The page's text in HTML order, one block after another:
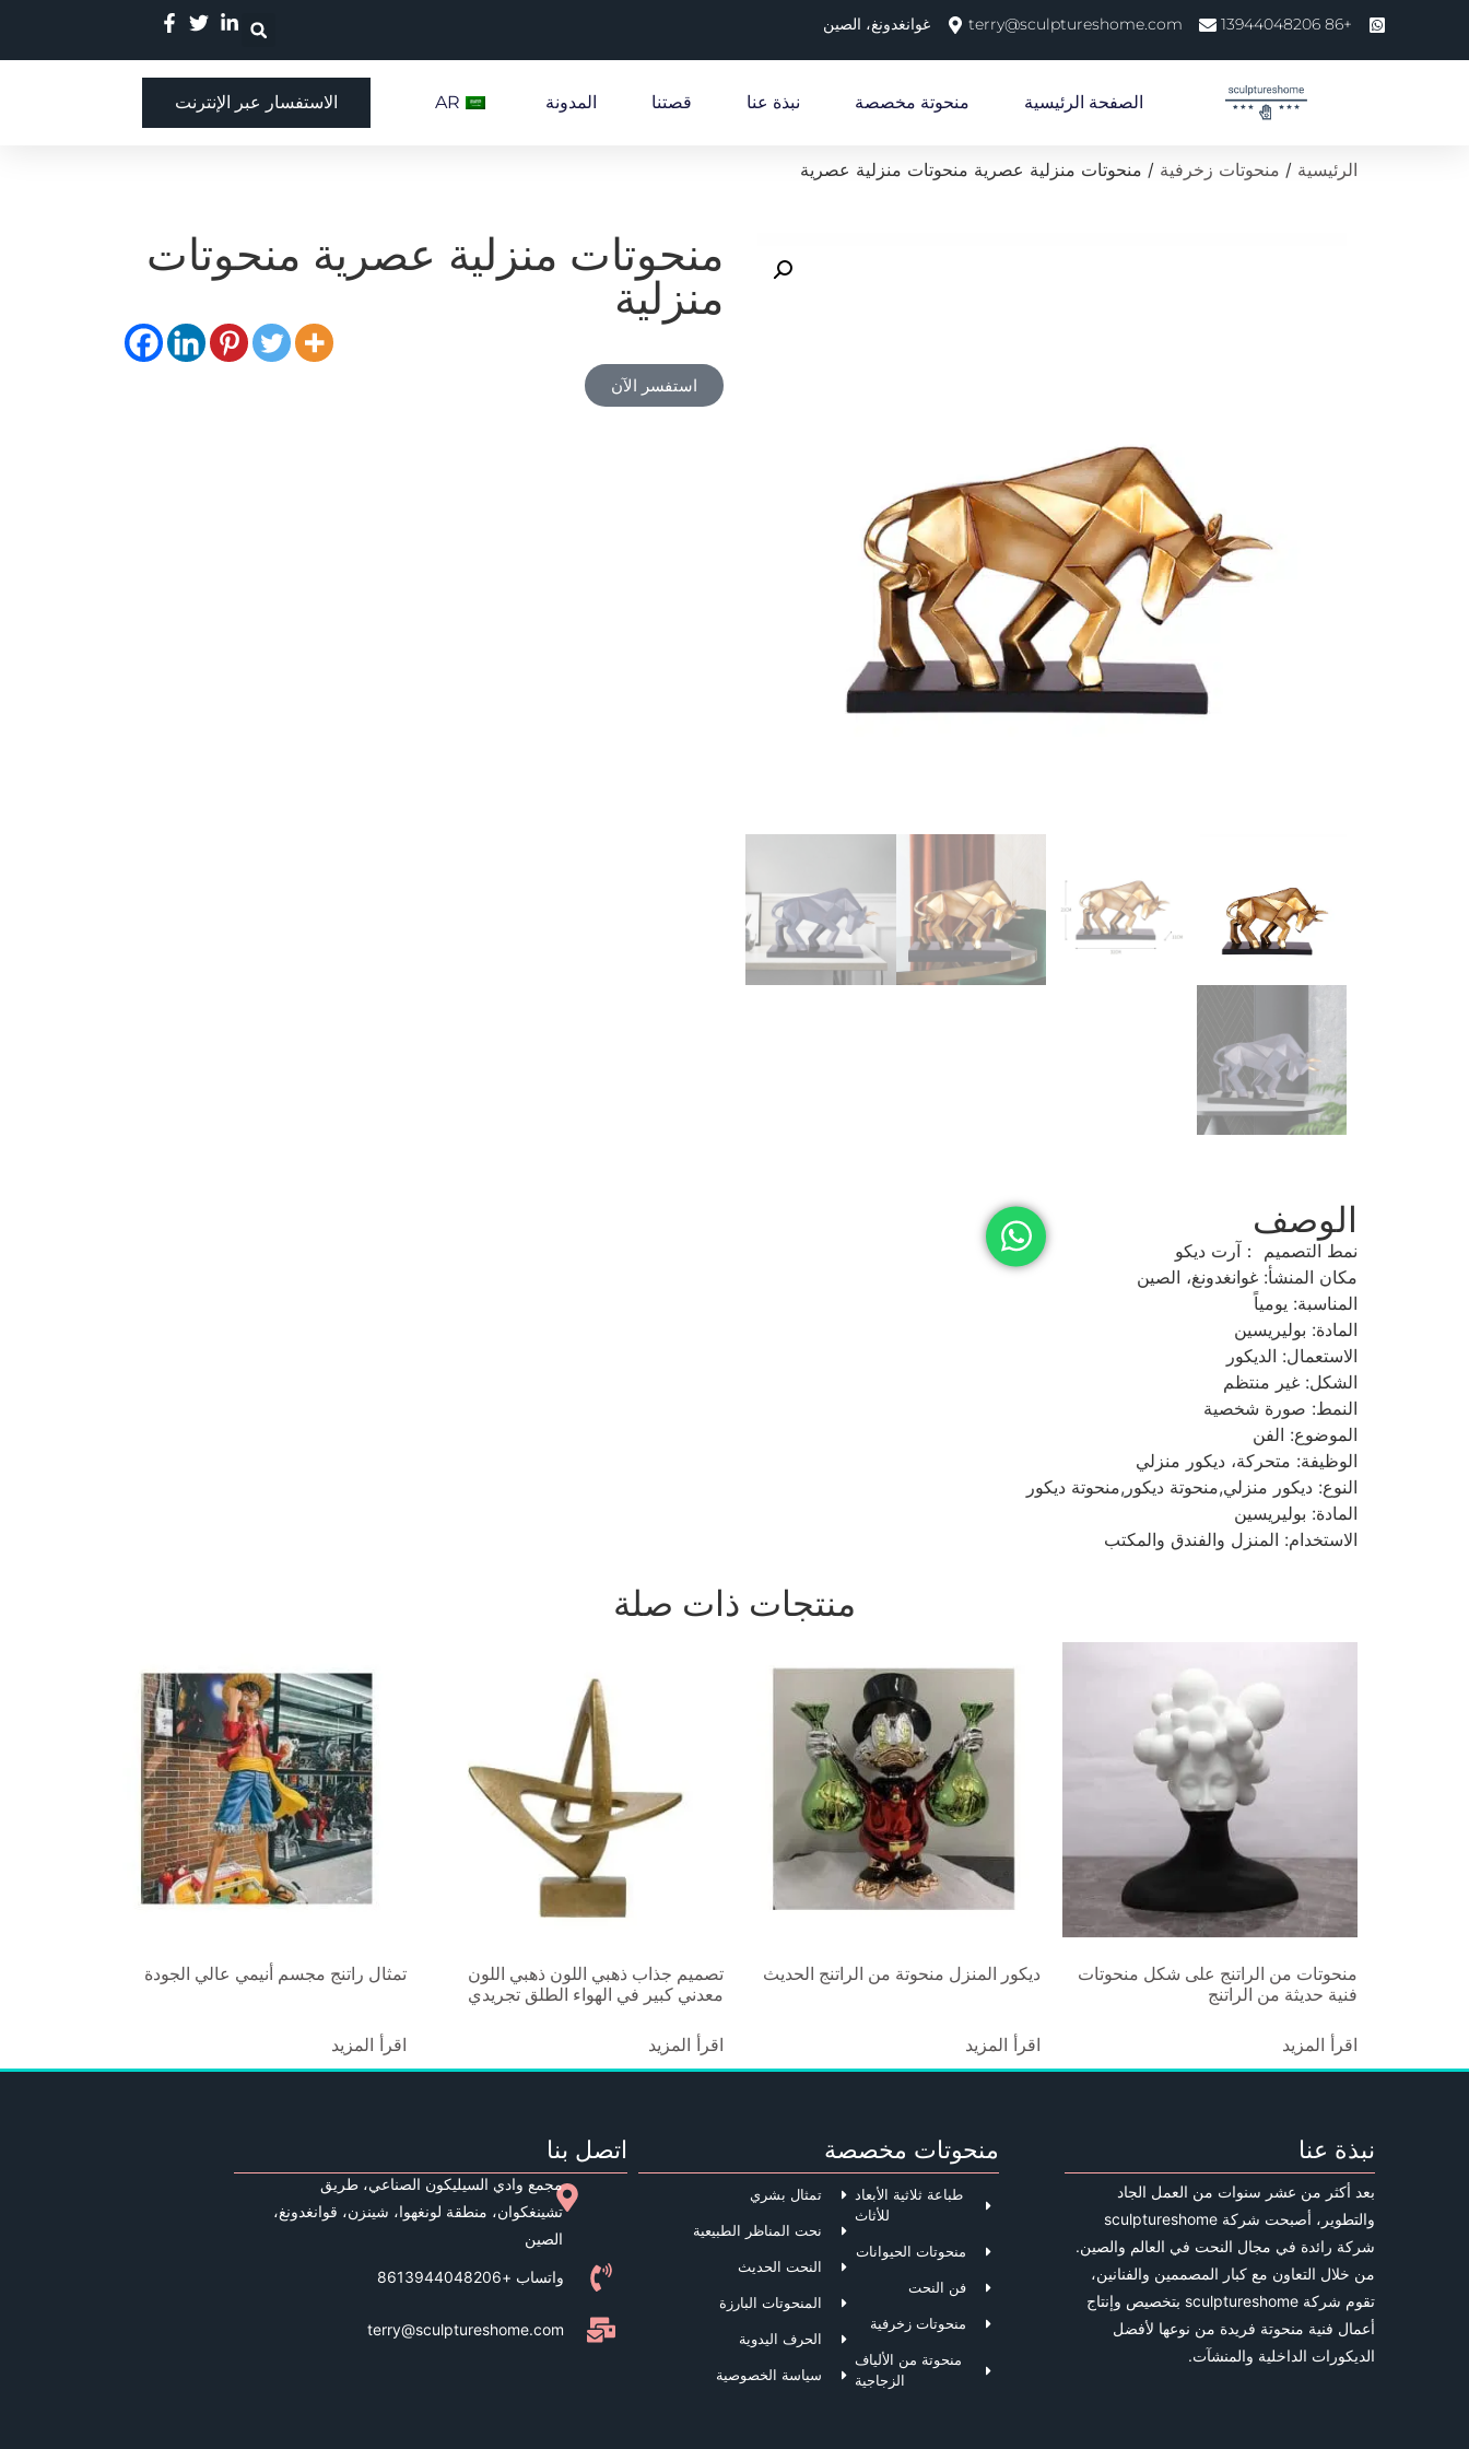
+86 13944048206
terry@sculptureshome.com غوانغدونغ، الصين
الصفحة الرئيسية منحوتة مخصصة نبذة عنا قصتنا المدونة AR الاستفسار عبر الإنترنت
الرئيسية / منحوتات زخرفية / منحوتات منزلية عصرية منحوتات منزلية عصرية
منحوتات منزلية عصرية منحوتات
منزلية
استفسر الآن
الوصف
نمط التصميم ：آرت ديكو
مكان المنشأ: غوانغدونغ، الصين
المناسبة: يومياً
المادة: بوليريسين
الاستعمال: الديكور
الشكل: غير منتظم
النمط: صورة شخصية
الموضوع: الفن
الوظيفة: متحركة، ديكور منزلي
النوع: ديكور منزلي,منحوتة ديكور,منحوتة ديكور
المادة: بوليريسين
الاستخدام: المنزل والفندق والمكتب
منتجات ذات صلة
منحوتات من الراتنج على شكل منحوتات
فنية حديثة من الراتنج
اقرأ المزيد
ديكور المنزل منحوتة من الراتنج الحديث
اقرأ المزيد
تصميم جذاب ذهبي اللون ذهبي اللون
معدني كبير في الهواء الطلق تجريدي
اقرأ المزيد
تمثال راتنج مجسم أنيمي عالي الجودة
اقرأ المزيد
نبذة عنا
بعد أكثر من عشر سنوات من العمل الجاد
والتطوير، أصبحت شركة sculptureshome
شركة رائدة في مجال النحت في العالم والصين.
من خلال التعاون مع كبار المصممين والفنانين،
تقوم شركة sculptureshome بتخصيص وإنتاج
أعمال فنية منحوتة فريدة من نوعها لأفضل
الديكورات الداخلية والمنشآت.
منحوتات مخصصة
طباعة ثلاثية الأبعاد
للأثاث
منحوتات الحيوانات
فن النحت
منحوتات زخرفية
منحوتة من الألياف
الزجاجية
تمثال بشري
نحت المناظر الطبيعية
النحت الحديث
المنحوتات البارزة
الحرف اليدوية
سياسة الخصوصية
اتصل بنا
مجمع وادي السيليكون الصناعي، طريق
تشينغكوان، منطقة لونغهوا، شينزن، قوانغدونغ،
الصين
واتساب +8613944048206
terry@sculptureshome.com